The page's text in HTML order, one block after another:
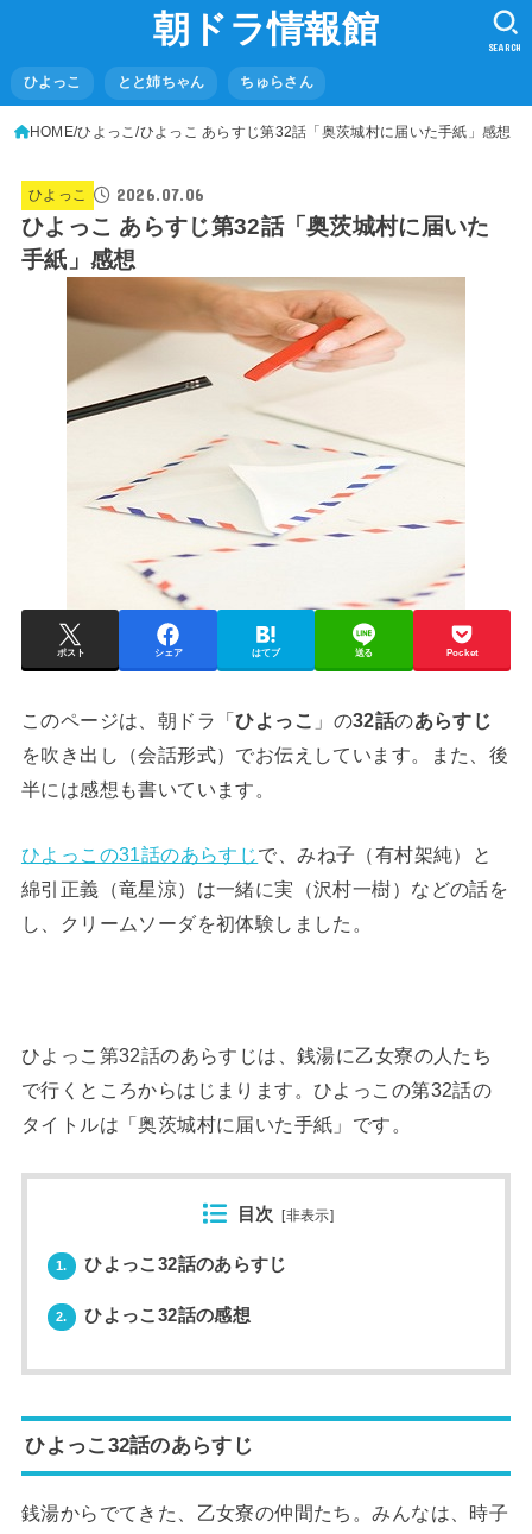
朝ドラ情報館
ひよっこ とと姉ちゃん ちゅらさん
SEARCH
HOME ひよっこ ひよっこ あらすじ第32話「奥茨城村に届いた手紙」感想
ひよっこ 2026.07.06
ひよっこ あらすじ第32話「奥茨城村に届いた
手紙」感想
ポスト シェア はてブ 送る Pocket
このページは、朝ドラ「ひよっこ 」の32話のあらすじ
を吹き出し（会話形式）でお伝えしています。また、後
半には感想も書いています。
ひよっこの31話のあらすじで、みね子（有村架純）と
綿引正義（竜星涼）は一緒に実（沢村一樹）などの話を
し、クリームソーダを初体験しました。
ひよっこ第32話のあらすじは、銭湯に乙女寮の人たち
で行くところからはじまります。ひよっこの第32話の
タイトルは「奥茨城村に届いた手紙」です。
目次 [非表示]
1. ひよっこ32話のあらすじ
2. ひよっこ32話の感想
ひよっこ32話のあらすじ
銭湯からでてきた、乙女寮の仲間たち。みんなは、時子